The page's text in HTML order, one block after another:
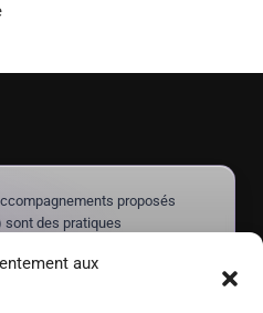
aux
proposés
sont des pratiques
ne posent aucun diagnostic et
à un traitement prescrit par un